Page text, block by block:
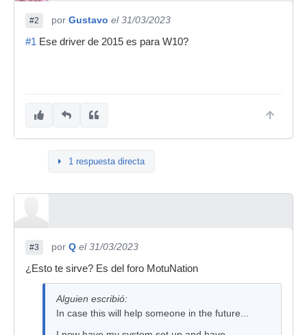
#2 por Gustavo el 31/03/2023
#1 Ese driver de 2015 es para W10?
1 respuesta directa
#3 por Q el 31/03/2023
¿Esto te sirve? Es del foro MotuNation
Alguien escribió:
In case this will help someone in the future...